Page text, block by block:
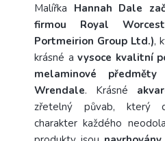
Malířka Hannah Dale
firmou Royal
Portmeirion Group Ltd.),
krásné a vysoce kvalitní
melaminové předměty
Wrendale. Krásné
zřetelný půvab, který
charakter každého